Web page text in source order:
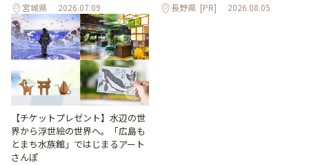
宮城県 2026.07.09 長野県 [PR] 2026.08.05
【チケットプレゼント】水辺の世
界から浮世絵の世界へ。「広島も
とまち水族館」ではじまるアート
さんぽ